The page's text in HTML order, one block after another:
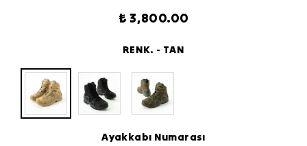
₺ 3,800.00
RENK. - TAN
Ayakkabı Numarası